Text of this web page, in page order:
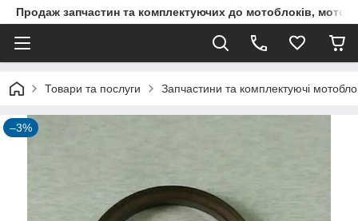
Продаж запчастин та комплектуючих до мотоблоків,
Товари та послуги Запчастини та комплектуючі
–3%